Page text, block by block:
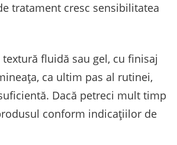
tratament cresc sensibilitatea
textură fluidă sau gel, cu finisaj
ca ultim pas al rutinei,
Dacă petreci mult timp
conform indicațiilor de